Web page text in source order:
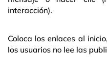
interacción).
Coloca los enlaces al
los usuarios no lee las